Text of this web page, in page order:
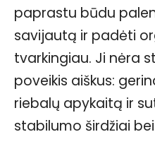
paprastu būdu
savijautą ir padėti
tvarkingiau. Ji nėra
poveikis aiškus:
riebalų apykaitą ir
stabilumo širdžiai